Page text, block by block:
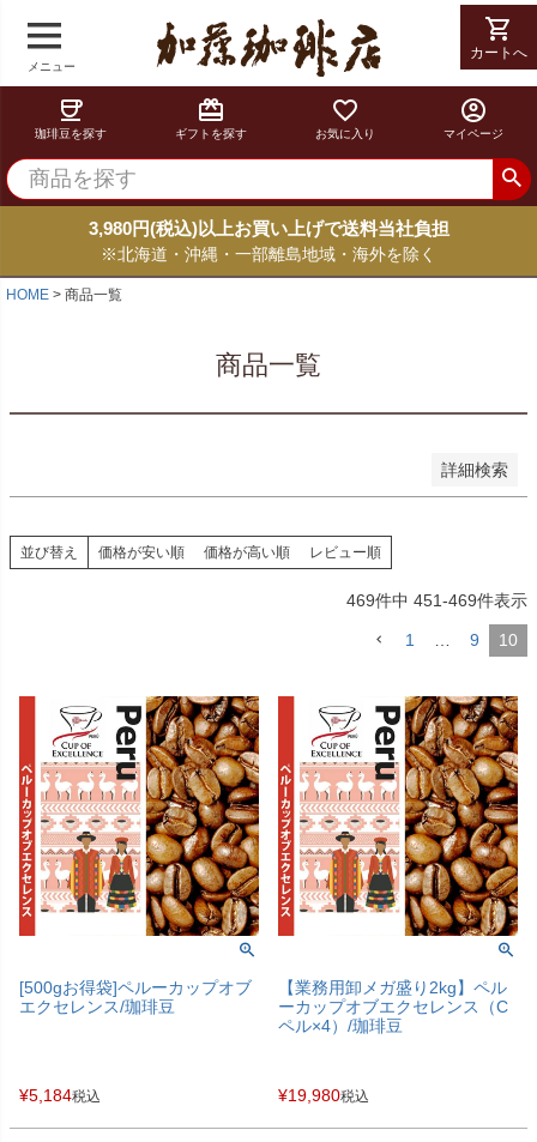
メニュー
shopping_cart
カートへ
coffee
珈琲豆を探す
card_giftcard
ギフトを探す
favorite_border
お気に入り
account_circle
マイページ
3,980円(税込)以上お買い上げで送料当社負担
※北海道・沖縄・一部離島地域・海外を除く
HOME 商品一覧
商品一覧
詳細検索
在庫なし商品
在庫なし商品を表示しない
商品番号
並び順
新着順
登録順
価格が高い順
キーワードヒット順
検索
並び替え 価格が安い順 価格が高い順 レビュー順
469件中 451-469件表示
1 9 10
[500gお得袋]ペルーカップオブ
エクセレンス/珈琲豆
¥5,184税込
【業務用卸メガ盛り2kg】ペル
ーカップオブエクセレンス（C
ペル×4）/珈琲豆
¥19,980税込
shopping_cart
カートへ